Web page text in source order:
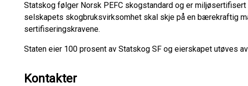
Statskog følger Norsk PEFC skogstandard og er
selskapets skogbruksvirksomhet skal skje på en bærekraftig
sertifiseringskravene.
Staten eier 100 prosent av Statskog SF og eierskapet utøves
Kontakter